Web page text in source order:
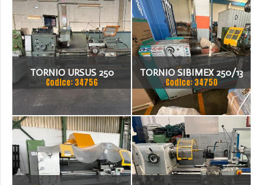
TORNIO URSUS 250
Codice: 34756
TORNIO SIBIMEX 250/13
Codice: 34750